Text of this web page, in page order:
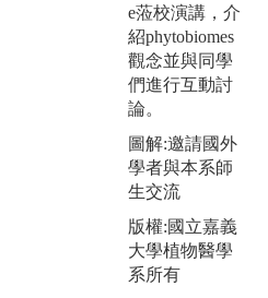
e蒞校演講，介
紹phytobiomes
觀念並與同學
們進行互動討
論。
圖解:邀請國外
學者與本系師
生交流
版權:國立嘉義
大學植物醫學
系所有